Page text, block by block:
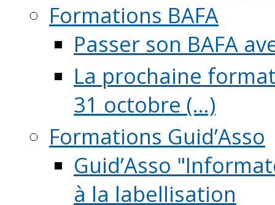
Formations BAFA
Passer son BAFA
La prochaine
31 octobre (...)
Formations Guid’Asso
Guid’Asso
à la labellisation